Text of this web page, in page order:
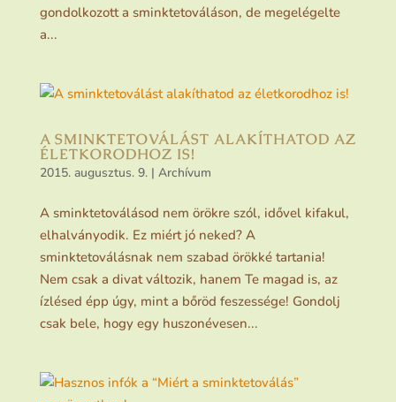
gondolkozott a sminktetováláson, de megelégelte
a...
A SMINKTETOVÁLÁST ALAKÍTHATOD AZ
ÉLETKORODHOZ IS!
2015. augusztus. 9.| Archívum
A sminktetoválásod nem örökre szól, idővel kifakul,
elhalványodik. Ez miért jó neked? A
sminktetoválásnak nem szabad örökké tartania!
Nem csak a divat változik, hanem Te magad is, az
ízlésed épp úgy, mint a bőröd feszessége! Gondolj
csak bele, hogy egy huszonévesen...